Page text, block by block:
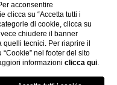
TOUR
acconsentire
clicca su “Accetta tutti i
di cookie, clicca su
chiudere il banner
tecnici. Per riaprire il
nel footer del sito
informazioni clicca qui.